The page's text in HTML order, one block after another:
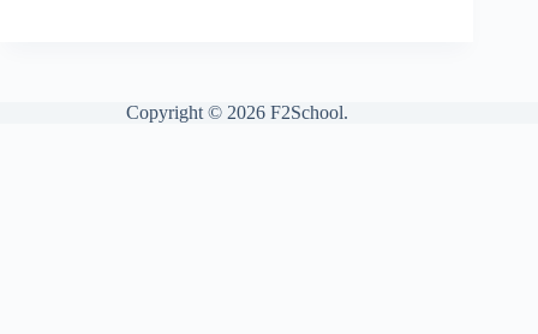
Copyright © 2026 F2School.